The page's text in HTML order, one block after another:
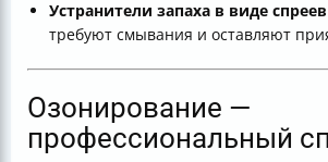
Устранители запаха в виде
требуют смывания и оставляют
Озонирование —
профессиональный